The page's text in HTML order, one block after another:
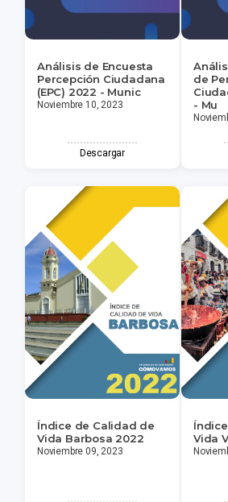
Análisis de Encuesta
Percepción Ciudadana
(EPC) 2022 - Munic
Noviembre 10, 2023
Descargar
de
- Mu
Índice de Calidad de
Vida Barbosa 2022
Noviembre 09, 2023
Vida